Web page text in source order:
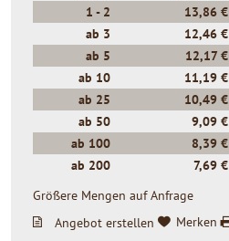
1 - 2 13,86 €
ab 3 12,46 €
ab 5 12,17 €
ab 10 11,19 €
ab 25 10,49 €
ab 50 9,09 €
ab 100 8,39 €
ab 200 7,69 €
Größere Mengen auf Anfrage
Angebot erstellen
Merken